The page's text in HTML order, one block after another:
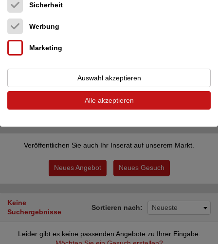
Land
Alle Länder
Filter zurücksetzen
Filter anwenden
Veröffentlichen Sie auch Ihr Inserat auf unserem Markt.
Neues Angebot Neues Gesuch
Keine
Suchergebnisse
Sortieren nach: Neueste
Leider gibt es keine passenden Angebote zu Ihrer Eingabe.
Sicherheit
Werbung
Marketing
Auswahl akzeptieren
Alle akzeptieren